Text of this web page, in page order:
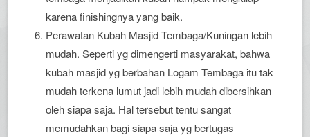
karena finishingnya yang baik.
Perawatan Kubah Masjid Tembaga/Kuningan lebih
mudah. Seperti yg dimengerti masyarakat, bahwa
kubah masjid yg berbahan Logam Tembaga itu tak
mudah terkena lumut jadi lebih mudah dibersihkan
oleh siapa saja. Hal tersebut tentu sangat
memudahkan bagi siapa saja yg bertugas